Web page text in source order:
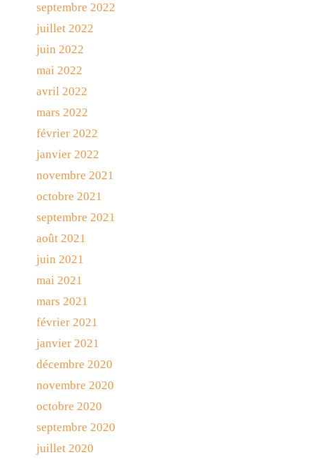
septembre 2022
juillet 2022
juin 2022
mai 2022
avril 2022
mars 2022
février 2022
janvier 2022
novembre 2021
octobre 2021
septembre 2021
août 2021
juin 2021
mai 2021
mars 2021
février 2021
janvier 2021
décembre 2020
novembre 2020
octobre 2020
septembre 2020
juillet 2020